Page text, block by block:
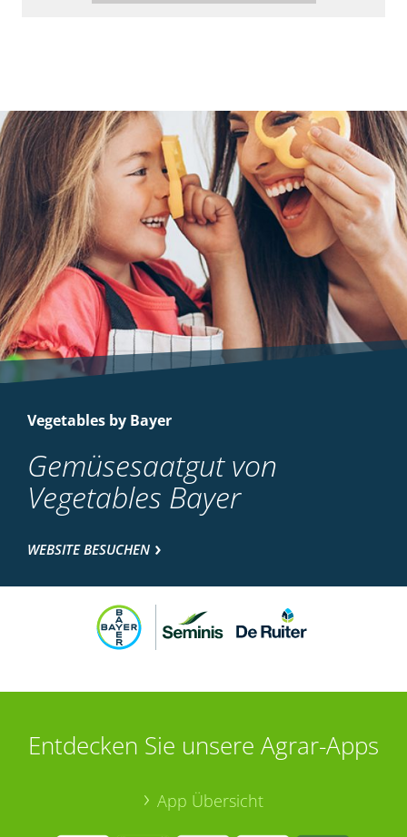
Vegetables by Bayer
Gemüsesaatgut von
Vegetables Bayer
WEBSITE BESUCHEN
Entdecken Sie unsere Agrar-Apps
App Übersicht